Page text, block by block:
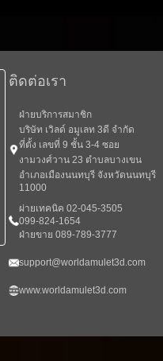
ติดต่อเรา
ฝ่ายบริการสมาชิก
บริษัท เวิลด์ อมูเลท 3ดี จำกัด
ที่ตั้ง เลขที่ 9 ชั้น 3-4 ซอย
งามวงศ์วาน 23 ตำบลบางเขน
อำเภอเมืองนนทบุรี จังหวัดนนทบุรี
11000
ผ่ายเทคนิค 02-045-3505
099-824-1654
ฝ่ายขาย 089-789-3777
support@worldamulet3d.com
www.worldamulet3d.com